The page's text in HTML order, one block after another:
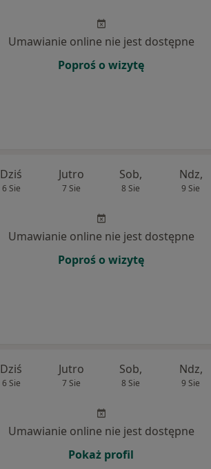
Umawianie online nie jest dostępne
Poproś o wizytę
Dziś
6 Sie
Jutro
7 Sie
Sob,
8 Sie
Ndz,
9 Sie
Umawianie online nie jest dostępne
Poproś o wizytę
Dziś
6 Sie
Jutro
7 Sie
Sob,
8 Sie
Ndz,
9 Sie
Umawianie online nie jest dostępne
Pokaż profil